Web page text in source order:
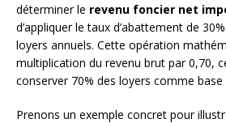
déterminer le revenu foncier net
d’appliquer le taux d’abattement de
loyers annuels. Cette opération
multiplication du revenu brut par 0,70,
conserver 70% des loyers comme base
Prenons un exemple concret pour